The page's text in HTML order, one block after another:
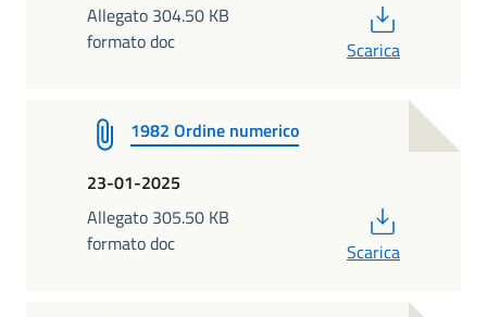
Allegato 304.50 KB
formato doc
Scarica
1982 Ordine numerico
23-01-2025
Allegato 305.50 KB
formato doc
Scarica